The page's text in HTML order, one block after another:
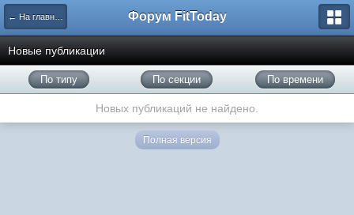
← На главную Форум FitToday
Новые публикации
По типу По секции По времени
Новых публикаций не найдено.
Полная версия